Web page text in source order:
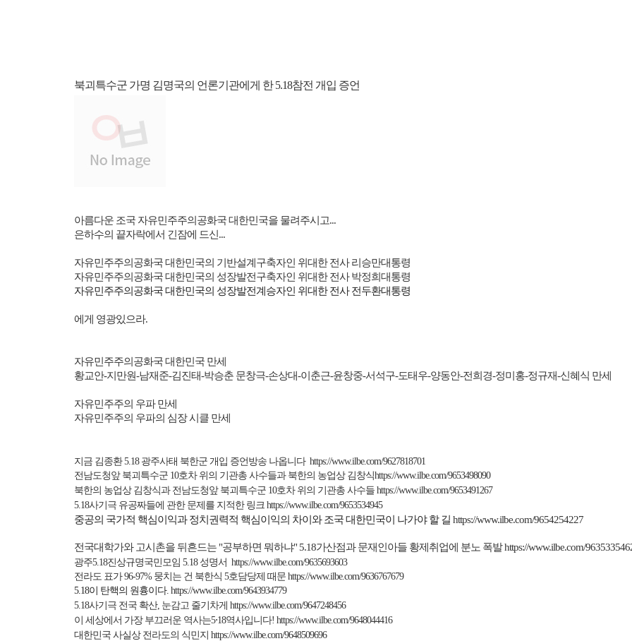
북괴특수군 가명 김명국의 언론기관에게 한 5.18참전 개입 증언
아름다운 조국 자유민주주의공화국 대한민국을 물려주시고...
은하수의 끝자락에서 긴잠에 드신 ...
자유민주주의공화국 대한민국의 기반설계구축자인 위대한 전사 리승만대통령
자유민주주의공화국 대한민국의 성장발전구축자인 위대한 전사 박정희대통령
자유민주주의공화국 대한민국의 성장발전계승자인 위대한 전사 전두환대통령
에게 영광있으라.
자유민주주의공화국 대한민국 만세
황교안-지만원-남재준-김진태-박승춘 문창극-손상대-이춘근-윤창중-서석구-도태우-양동안-전희경-정미홍-정규재-신혜식 만세
자유민주주의 우파 만세
자유민주주의 우파의 심장 시클 만세
지금 김종환5.18 광주사태 북한군 개입 증언방송 나옵니다 https://www.ilbe.com/9627818701
전남도청앞 북괴특수군 10호차 위의 기관총 사수들과 북한의 농업상 김창식https://www.ilbe.com/9653498090
북한의 농업상 김창식과 전남도청앞 북괴특수군 10호차 위의 기관총 사수들 https://www.ilbe.com/9653491267
5.18사기극 유공짜들에 관한 문제를 지적한 링크 https://www.ilbe.com/9653534945
중공의 국가적 핵심이익과 정치권력적 핵심이익의 차이와 조국 대한민국이 나가야 할 길 https://www.ilbe.com/9654254227
전국대학가와 고시촌을 뒤흔드는 "공부하면 뭐하냐" 5.18가산점과 문재인아들 황제취업에 분노 폭발https://www.ilbe.com/
광주5.18진상규명국민모임 5.18 성명서 https://www.ilbe.com/9635693603
전라도 표가 96-97% 뭉치는 건 북한식 5호담당제 때문 https://www.ilbe.com/9636767679
5.18이 탄핵의 원흉이다. https://www.ilbe.com/9643934779
5.18사기극 전국 확산, 눈감고 줄기차게 https://www.ilbe.com/9647248456
이 세상에서 가장 부끄러운 역사는5⋅18역사입니다! https://www.ilbe.com/9648044416
대한민국 사실상 전라도의 식민지 https://www.ilbe.com/9648509696